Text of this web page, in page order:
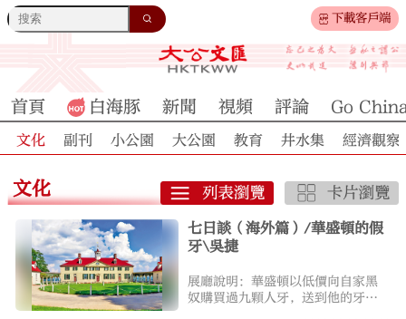
下載客戶端
首頁 白海豚 新聞 視頻 評論 Go
文化 副刊 小公園 大公園 教育 井水集 經濟觀察
文化
七日談（海外篇）/華盛頓的假
牙\吳捷
展廳說明：華盛頓以低價向自家黑
奴購買過九顆人牙，送到他的牙醫